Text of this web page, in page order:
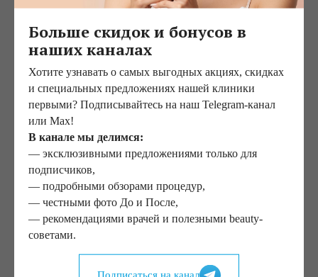
Больше скидок и бонусов в
наших каналах
Хотите узнавать о самых выгодных акциях, скидках
и специальных предложениях нашей клиники
первыми? Подписывайтесь на наш Telegram-канал
или Max!
В канале мы делимся:
— эксклюзивными предложениями только для
подписчиков,
— подробными обзорами процедур,
— честными фото До и После,
— рекомендациями врачей и полезными beauty-
советами.
«Елена» представлен немецкий ультразвуковой
прибор третьего поколения для проведения
совершенных приборов из существующих
на сегодняшний день. Он обладает целым рядом
функций, которые в ряде случаев позволяют
оперировать под местной анестезией. Существует
одна важная особенность ультразвуковой
липосакции, именно этот метод обладает
выраженным эффектом «подтяжки кожи», оставляя
поверхность обрабатываемого участка идеально
ровной. Поэтому хирурги рекомендуют
ультразвуковую липосакцию при удалении избытка
подкожных жировых отложений на любом участке
тела. Послеоперационное пребывание в стационаре
ограничивается одним днем, а жизненная активность